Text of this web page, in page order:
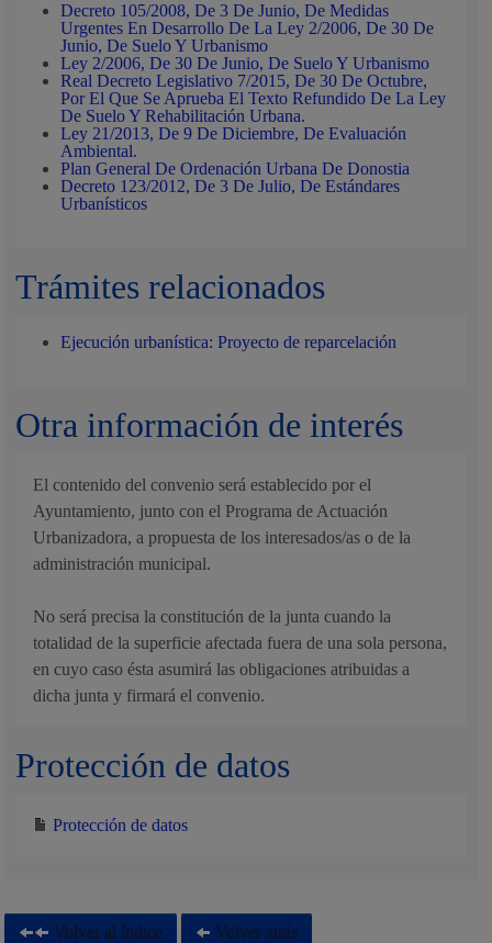
Decreto 105/2008, De 3 De Junio, De Medidas
Urgentes En Desarrollo De La Ley 2/2006, De 30 De
Junio, De Suelo Y Urbanismo
Ley 2/2006, De 30 De Junio, De Suelo Y Urbanismo
Real Decreto Legislativo 7/2015, De 30 De Octubre,
Por El Que Se Aprueba El Texto Refundido De La Ley
De Suelo Y Rehabilitación Urbana.
Ley 21/2013, De 9 De Diciembre, De Evaluación
Ambiental.
Plan General De Ordenación Urbana De Donostia
Decreto 123/2012, De 3 De Julio, De Estándares
Urbanísticos
Trámites relacionados
Ejecución urbanística: Proyecto de reparcelación
Otra información de interés
El contenido del convenio será establecido por el
Ayuntamiento, junto con el Programa de Actuación
Urbanizadora, a propuesta de los interesados/as o de la
administración municipal.
No será precisa la constitución de la junta cuando la
totalidad de la superficie afectada fuera de una sola persona,
en cuyo caso ésta asumirá las obligaciones atribuidas a
dicha junta y firmará el convenio.
Protección de datos
Protección de datos
Volver al índice Volver atrás